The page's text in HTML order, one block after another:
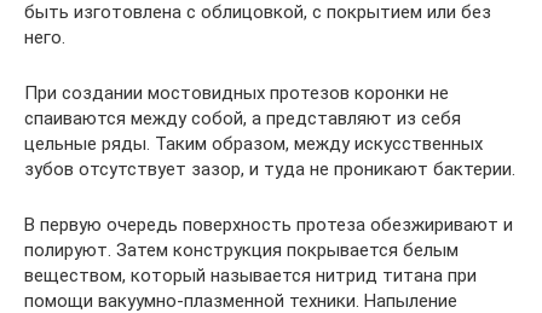
быть изготовлена с облицовкой, с покрытием или без
него.
При создании мостовидных протезов коронки не
спаиваются между собой, а представляют из себя
цельные ряды. Таким образом, между искусственных
зубов отсутствует зазор, и туда не проникают бактерии.
В первую очередь поверхность протеза обезжиривают и
полируют. Затем конструкция покрывается белым
веществом, который называется нитрид титана при
помощи вакуумно-плазменной техники. Напыление